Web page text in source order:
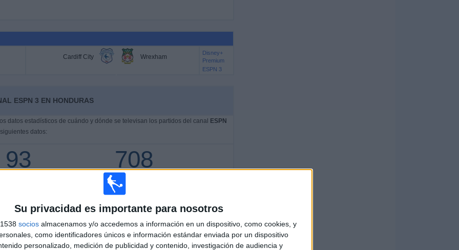
Su privacidad es importante para nosotros
socios almacenamos y/o accedemos a información en un dispositivo, como cookies, y
como identificadores únicos e información estándar enviada por un dispositivo
personalizado, medición de publicidad y contenido, investigación de audiencia y
Cardiff City Wrexham
Disney+
Premium
ESPN 3
ESPN 3 EN HONDURAS
datos estadísticos de cuándo y dónde se televisan los partidos del canal ESPN
datos:
93 708
EQUIPOS TELEVISADOS